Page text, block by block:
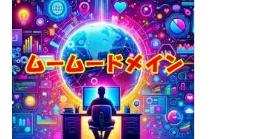
と
は？
ー
ム
ー
ド
メ
イ
ン
の
復